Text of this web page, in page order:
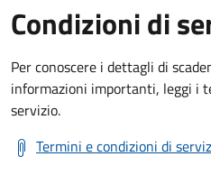
Condizioni di
Per conoscere i dettagli di
informazioni importanti, leggi i
servizio.
Termini e condizioni di